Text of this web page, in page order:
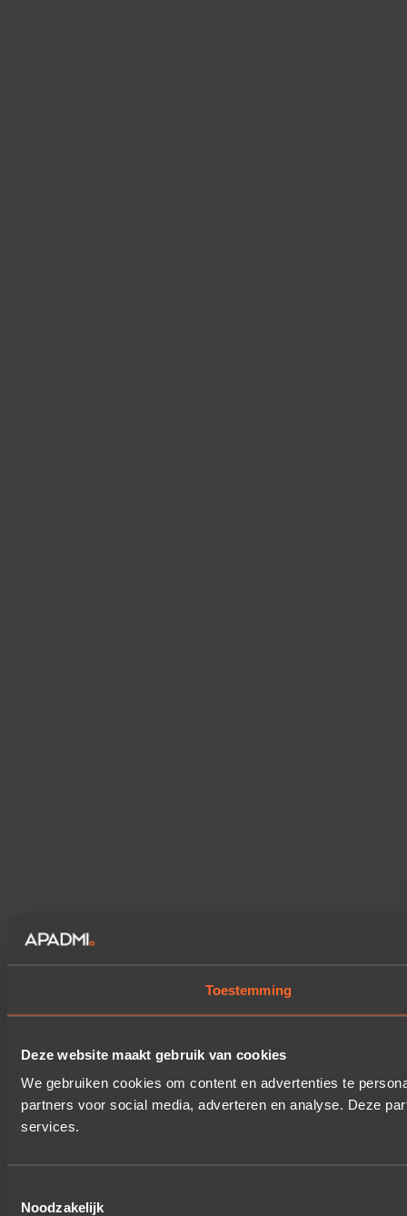
Toestemming
Deze website maakt gebruik van cookies
We gebruiken cookies om content en advertenties te
partners voor social media, adverteren en analyse. Deze
services.
Noodzakelijk